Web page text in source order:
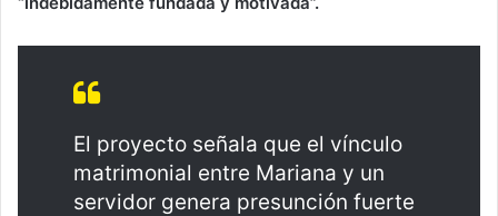
El proyecto señala que el vínculo
matrimonial entre Mariana y un
servidor genera presunción fuerte